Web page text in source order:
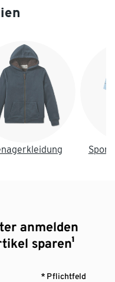
anmelden
sparen¹
* Pflichtfeld